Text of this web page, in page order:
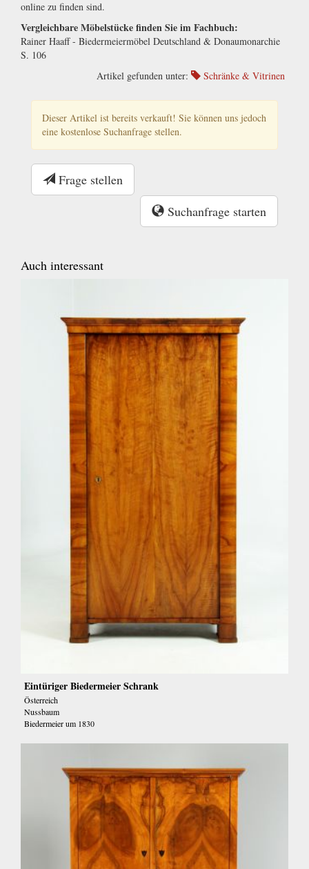
online zu finden sind.
Vergleichbare Möbelstücke finden Sie im Fachbuch:
Rainer Haaff - Biedermeiermöbel Deutschland & Donaumonarchie
S. 106
Artikel gefunden unter:
Schränke & Vitrinen
Dieser Artikel ist bereits verkauft! Sie können uns jedoch
eine kostenlose Suchanfrage stellen.
Frage stellen
Suchanfrage starten
Auch interessant
Eintüriger Biedermeier Schrank
Österreich
Nussbaum
Biedermeier um 1830